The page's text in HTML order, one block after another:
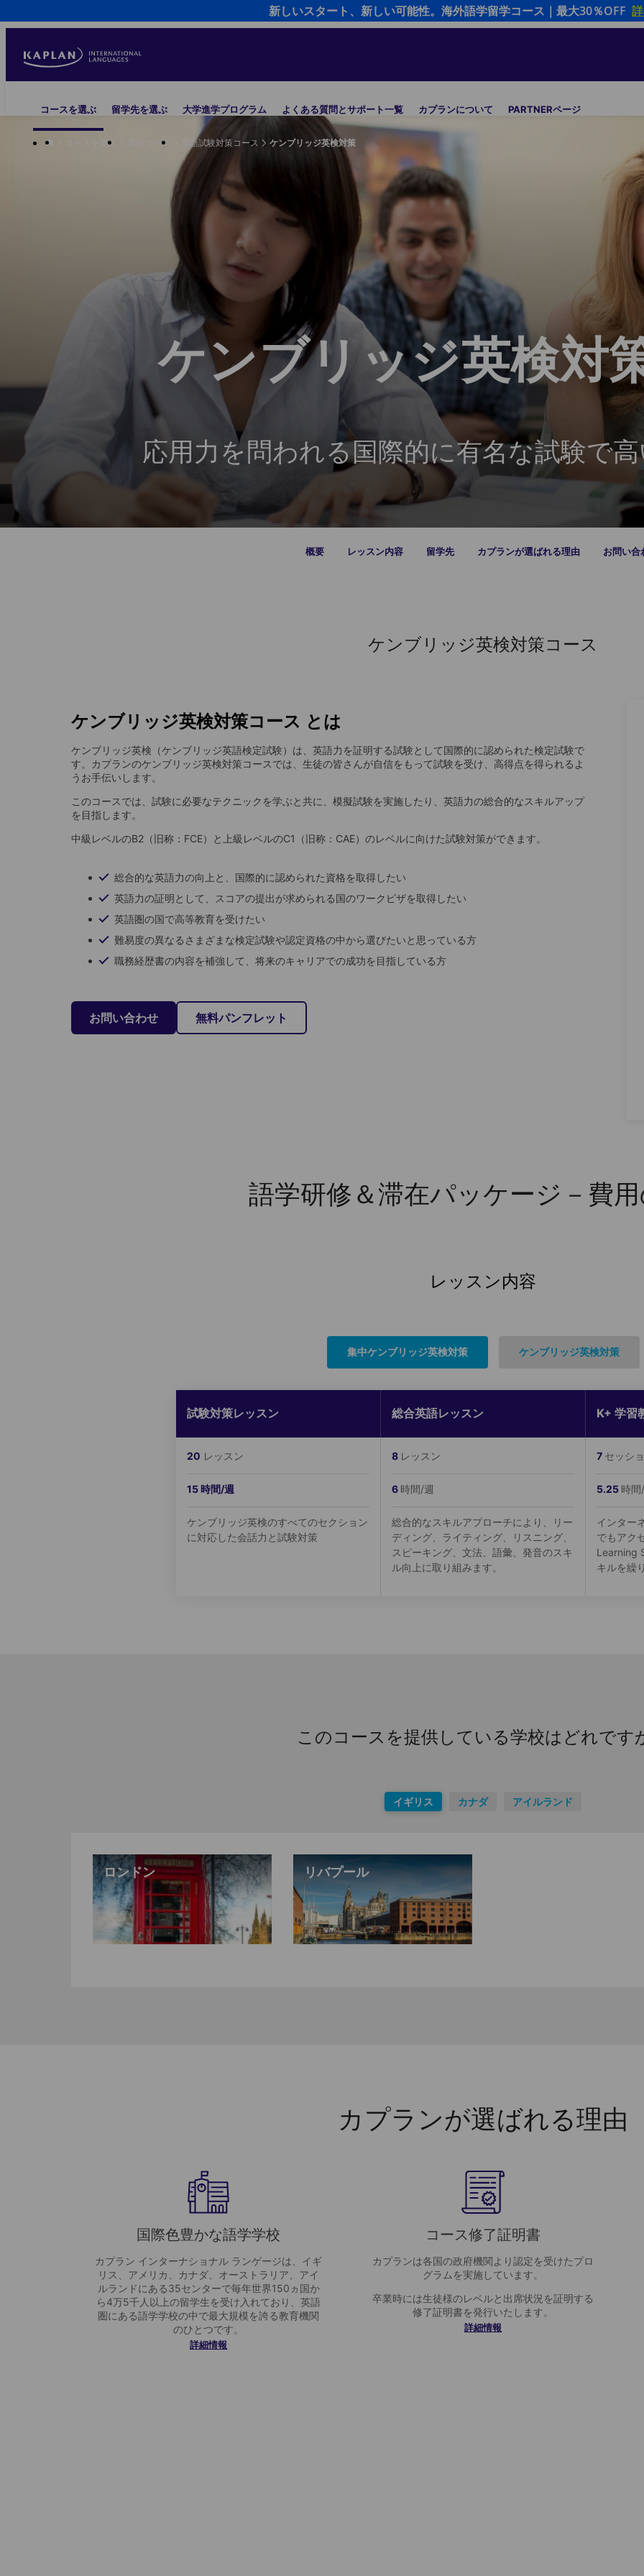
to
content
navigationコースを選ぶ 留学先を選ぶ 大学進学プログラム よくある質問とサポート一覧 カプランについて PARTNERページ
新しいスタート、新しい可能性。海外語学留学コース｜最大30％OFF
コースを選ぶ 英語コース 英語試験対策コース ケンブリッジ英検対策
ケンブリッジ英検対
応用力を問われる国際的に有名な試験で
概要 レッスン内容 留学先 カプランが選ばれる理由 お問い合
ケンブリッジ英検対策コース
ケンブリッジ英検対策コース とは
ケンブリッジ英検（ケンブリッジ英語検定試験）は、英語力を証明する試験として国際的に認められた検定試験で
す。カプランのケンブリッジ英検対策コースでは、生徒の皆さんが自信をもって試験を受け、高得点を得られるよ
うお手伝いします。
このコースでは、試験に必要なテクニックを学ぶと共に、模擬試験を実施したり、英語力の総合的なスキルアップ
を目指します。
中級レベルのB2（旧称：FCE）と上級レベルのC1（旧称：CAE）のレベルに向けた試験対策ができます。
総合的な英語力の向上と、国際的に認められた資格を取得したい
英語力の証明として、スコアの提出が求められる国のワークビザを取得したい
英語圏の国で高等教育を受けたい
難易度の異なるさまざまな検定試験や認定資格の中から選びたいと思っている方
職務経歴書の内容を補強して、将来のキャリアでの成功を目指している方
お問い合わせ 無料パンフレット
語学研修＆滞在パッケージ－費
レッスン内容
集中ケンブリッジ英検対策 ケンブリッジ英検対策
試験対策レッスン
20 レッスン
15 時間/週
ケンブリッジ英検のすべてのセクション
に対応した会話力と試験対策
総合英語レッスン
8 レッスン
6 時間/週
総合的なスキルアプローチにより、リー
ディング、ライティング、リスニング、
スピーキング、文法、語彙、発音のスキ
ル向上に取り組みます。
K+ 学習
7 セッシ
5.25 時間
インター
でもアク
Learning
キルを繰
このコースを提供している学校はどれです
イギリス カナダ アイルランド
ロンドン リバプール
カプランが選ばれる理由
国際色豊かな語学学校
カプラン インターナショナル ランゲージは、イギ
リス、アメリカ、カナダ、オーストラリア、アイ
ルランドにある35センターで毎年世界150ヵ国か
ら4万5千人以上の留学生を受け入れており、英語
圏にある語学学校の中で最大規模を誇る教育機関
のひとつです。
詳細情報
コース修了証明書
カプランは各国の政府機関より認定を受けたプロ
グラムを実施しています。
卒業時には生徒様のレベルと出席状況を証明する
修了証明書を発行いたします。
詳細情報